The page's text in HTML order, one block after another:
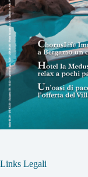
Links Legali